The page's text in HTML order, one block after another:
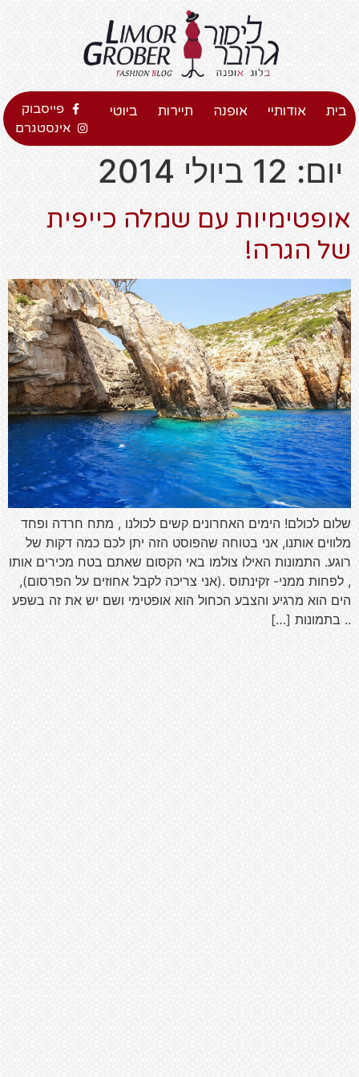
בית אודותיי אופנה תיירות ביוטי
פייסבוק
אינסטגרם
יום: 12 ביולי 2014
אופטימיות עם שמלה כייפית
של הגרה!
שלום לכולם! הימים האחרונים קשים לכולנו , מתח חרדה ופחד
מלווים אותנו, אני בטוחה שהפוסט הזה יתן לכם כמה דקות של
רוגע. התמונות האילו צולמו באי הקסום שאתם בטח מכירים אותו
, לפחות ממני- זקינתוס .(אני צריכה לקבל אחוזים על הפרסום),
הים הוא מרגיע והצבע הכחול הוא אופטימי ושם יש את זה בשפע
.. בתמונות […]